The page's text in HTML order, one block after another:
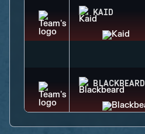
KAID
BLACKBEARD